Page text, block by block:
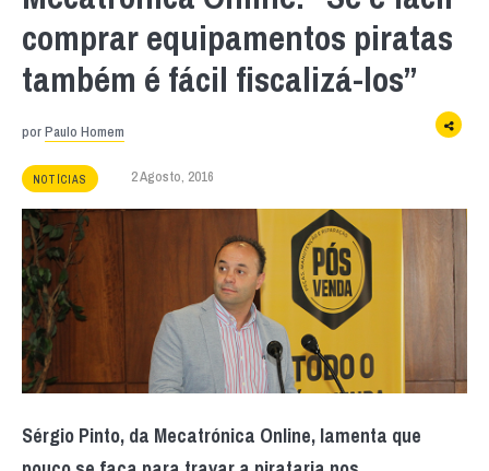
comprar equipamentos piratas
também é fácil fiscalizá-los”
porPaulo Homem
NOTÍCIAS 2 Agosto, 2016
Sérgio Pinto, da Mecatrónica Online, lamenta que